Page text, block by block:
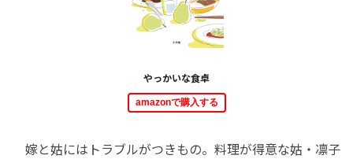
やっかいな食卓
amazonで購入する
嫁と姑にはトラブルがつきもの。料理が得意な姑・凛子